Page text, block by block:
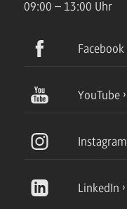
09:00 – 13:00 Uhr
Facebook
YouTube
Instagram
LinkedIn